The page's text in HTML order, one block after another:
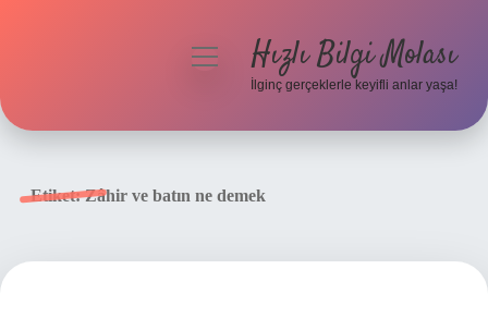
menüyüHızlı Bilgi Molası
İlginç gerçeklerle keyifli anlar yaşa!
Etiket:Zâhir ve batın ne demek